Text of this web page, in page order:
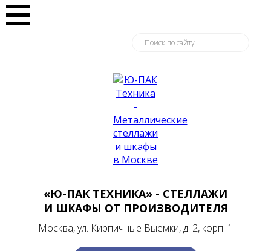
«Ю-ПАК ТЕХНИКА» - СТЕЛЛАЖИ
И ШКАФЫ ОТ ПРОИЗВОДИТЕЛЯ
Москва, ул. Кирпичные Выемки, д. 2, корп. 1